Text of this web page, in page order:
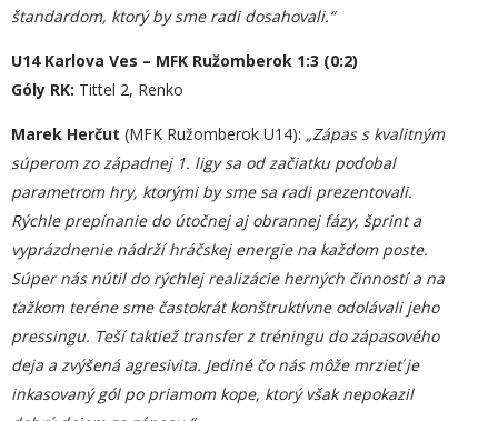
štandardom, ktorý by sme radi dosahovali.“
U14 Karlova Ves – MFK Ružomberok 1:3 (0:2)
Góly RK: Tittel 2, Renko
Marek Herčut (MFK Ružomberok U14): „Zápas s kvalitným
súperom zo západnej 1. ligy sa od začiatku podobal
parametrom hry, ktorými by sme sa radi prezentovali.
Rýchle prepínanie do útočnej aj obrannej fázy, šprint a
vyprázdnenie nádrží hráčskej energie na každom poste.
Súper nás nútil do rýchlej realizácie herných činností a na
ťažkom teréne sme častokrát konštruktívne odolávali jeho
pressingu. Teší taktiež transfer z tréningu do zápasového
deja a zvýšená agresivita. Jediné čo nás môže mrzieť je
inkasovaný gól po priamom kope, ktorý však nepokazil